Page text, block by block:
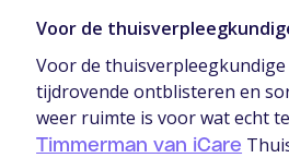
Voor de
Voor de
tijdrovende ontblisteren en
weer ruimte is voor wat echt
Timmerman van iCare